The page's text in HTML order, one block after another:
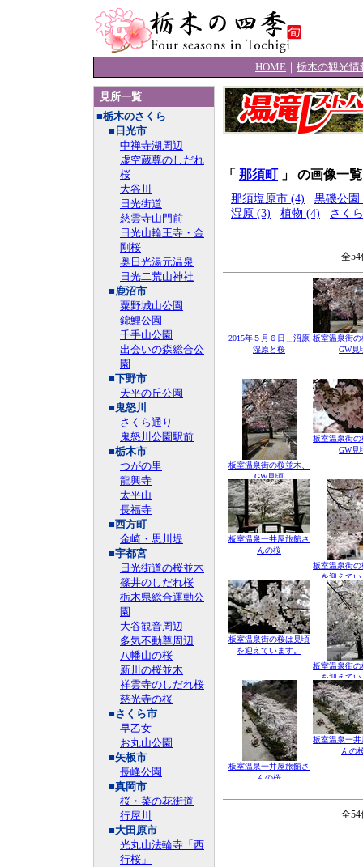
HOME ｜ 栃木の観光情
見所一覧
■栃木のさくら
■日光市
中禅寺湖周辺
虚空蔵尊のしだれ
桜
大谷川
日光街道
慈雲寺山門前
日光山輪王寺・金
剛桜
奥日光湯元温泉
日光二荒山神社
■鹿沼市
粟野城山公園
錦鯉公園
千手山公園
出会いの森総合公
園
■下野市
天平の丘公園
■鬼怒川
さくら通り
鬼怒川公園駅前
■栃木市
つがの里
龍興寺
太平山
長福寺
■西方町
金崎・思川堤
■宇都宮
日光街道の桜並木
篠井のしだれ桜
栃木県総合運動公
園
大谷観音周辺
多気不動尊周辺
八幡山の桜
新川の桜並木
祥雲寺のしだれ桜
慈光寺の桜
■さくら市
早乙女
お丸山公園
■矢板市
長峰公園
■真岡市
桜・菜の花街道
行屋川
■大田原市
光丸山法輪寺「西
行桜」
「 那須町」 の画像一覧
那須塩原市 (4)
黒磯公園
湿原 (3)
植物 (4) さく
全
2015年５月６日＿沼原
湿原と桜
板室温泉街
GW見
板室温泉街の桜並木、
GW見頃
板室温泉街
GW見
板室温泉一井屋旅館さ
んの桜
板室温泉街
を迎えて
板室温泉街の桜は見頃
を迎えています。
板室温泉街
を迎えて
板室温泉一井屋旅館さ
んの桜
板室温泉一
んの
全